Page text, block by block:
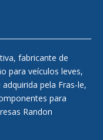
fabricante de
para veículos leves,
pela Fras-le,
para
Randon